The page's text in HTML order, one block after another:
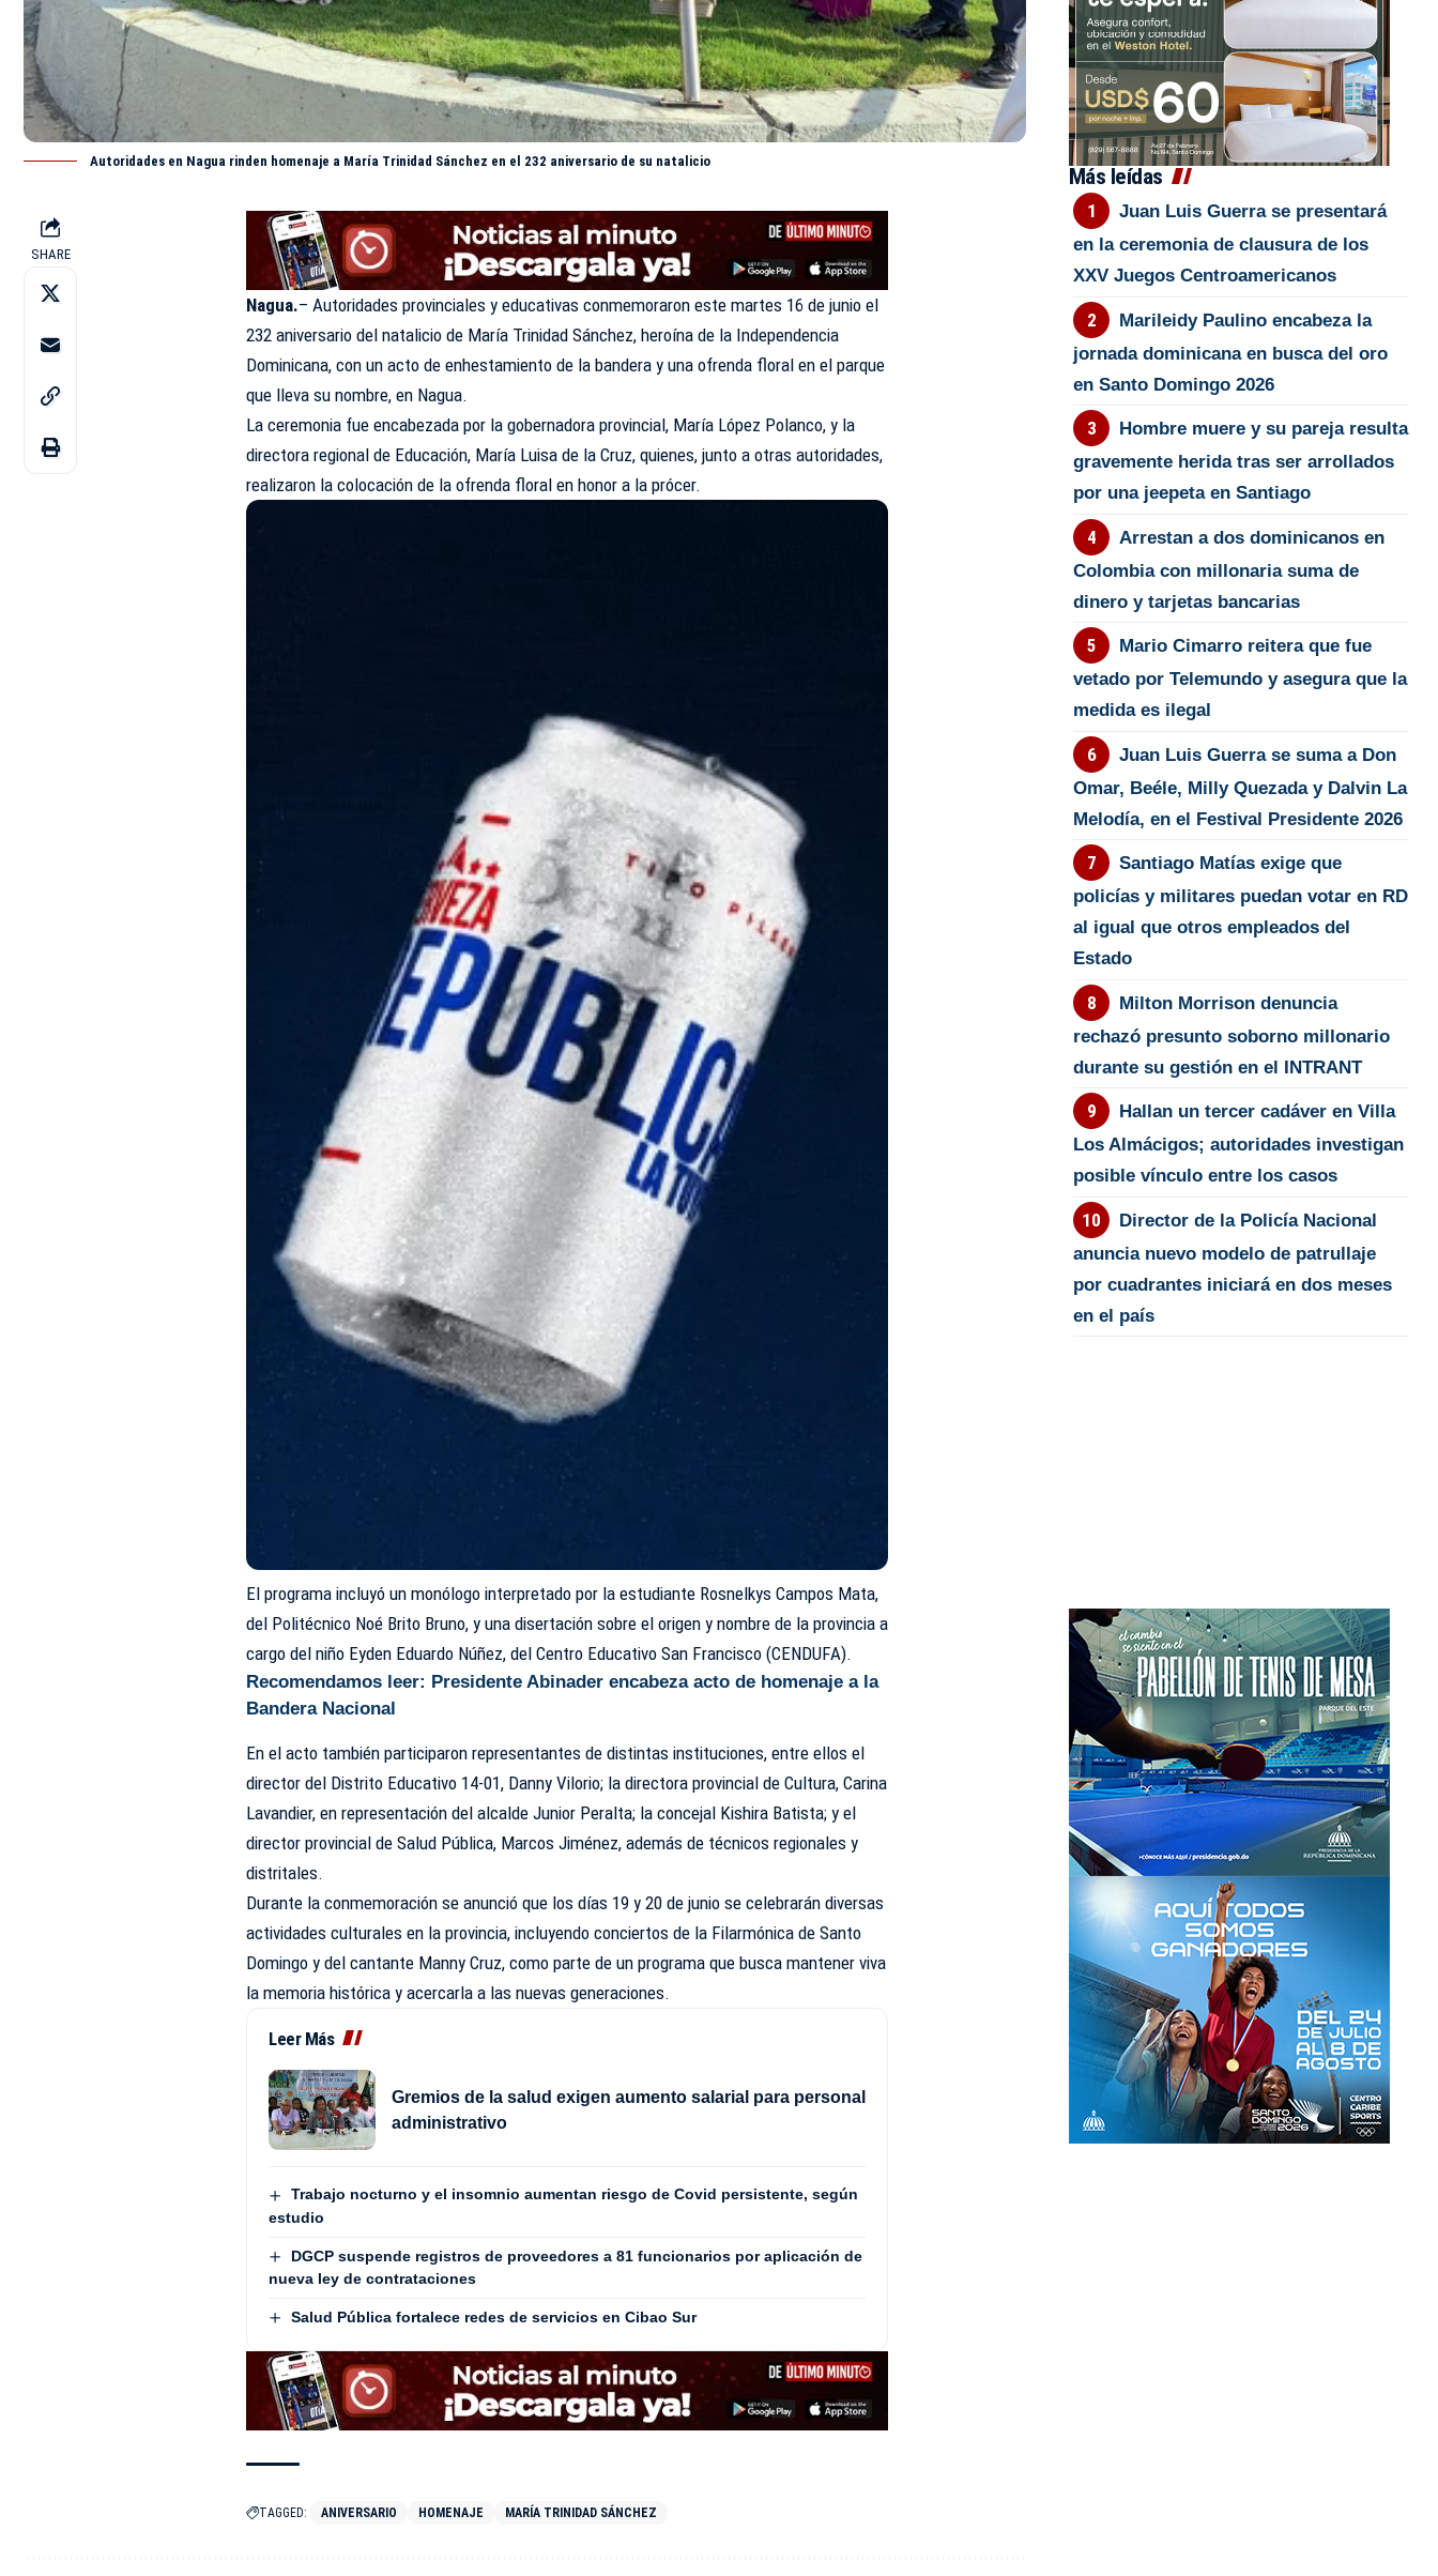
Autoridades en Nagua rinden homenaje a María Trinidad Sánchez en el 232 aniversario de su natalicio
SHARE
Nagua.– Autoridades provinciales y educativas conmemoraron este martes 16 de junio el
232 aniversario del natalicio de María Trinidad Sánchez, heroína de la Independencia
Dominicana, con un acto de enhestamiento de la bandera y una ofrenda floral en el parque
que lleva su nombre, en Nagua.
La ceremonia fue encabezada por la gobernadora provincial, María López Polanco, y la
directora regional de Educación, María Luisa de la Cruz, quienes, junto a otras autoridades,
realizaron la colocación de la ofrenda floral en honor a la prócer.
El programa incluyó un monólogo interpretado por la estudiante Rosnelkys Campos Mata,
del Politécnico Noé Brito Bruno, y una disertación sobre el origen y nombre de la provincia a
cargo del niño Eyden Eduardo Núñez, del Centro Educativo San Francisco (CENDUFA).
Recomendamos leer: Presidente Abinader encabeza acto de homenaje a la
Bandera Nacional
En el acto también participaron representantes de distintas instituciones, entre ellos el
director del Distrito Educativo 14-01, Danny Vilorio; la directora provincial de Cultura, Carina
Lavandier, en representación del alcalde Junior Peralta; la concejal Kishira Batista; y el
director provincial de Salud Pública, Marcos Jiménez, además de técnicos regionales y
distritales.
Durante la conmemoración se anunció que los días 19 y 20 de junio se celebrarán diversas
actividades culturales en la provincia, incluyendo conciertos de la Filarmónica de Santo
Domingo y del cantante Manny Cruz, como parte de un programa que busca mantener viva
la memoria histórica y acercarla a las nuevas generaciones.
Leer Más
Gremios de la salud exigen aumento salarial para personal
administrativo
Trabajo nocturno y el insomnio aumentan riesgo de Covid persistente, según
estudio
DGCP suspende registros de proveedores a 81 funcionarios por aplicación de
nueva ley de contrataciones
Salud Pública fortalece redes de servicios en Cibao Sur
TAGGED: ANIVERSARIO HOMENAJE MARÍA TRINIDAD SÁNCHEZ
Más leídas
Juan Luis Guerra se presentará
en la ceremonia de clausura de los
XXV Juegos Centroamericanos
Marileidy Paulino encabeza la
jornada dominicana en busca del oro
en Santo Domingo 2026
Hombre muere y su pareja resulta
gravemente herida tras ser arrollados
por una jeepeta en Santiago
Arrestan a dos dominicanos en
Colombia con millonaria suma de
dinero y tarjetas bancarias
Mario Cimarro reitera que fue
vetado por Telemundo y asegura que la
medida es ilegal
Juan Luis Guerra se suma a Don
Omar, Beéle, Milly Quezada y Dalvin La
Melodía, en el Festival Presidente 2026
Santiago Matías exige que
policías y militares puedan votar en RD
al igual que otros empleados del
Estado
Milton Morrison denuncia
rechazó presunto soborno millonario
durante su gestión en el INTRANT
Hallan un tercer cadáver en Villa
Los Almácigos; autoridades investigan
posible vínculo entre los casos
Director de la Policía Nacional
anuncia nuevo modelo de patrullaje
por cuadrantes iniciará en dos meses
en el país